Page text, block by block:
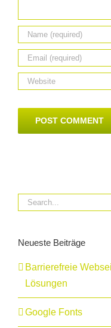
Search
Neueste Beiträge
Barrierefreie
Lösungen
Google Fonts